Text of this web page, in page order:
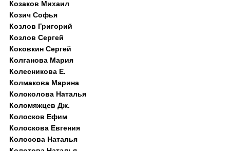
Козаков Михаил
Козич Софья
Козлов Григорий
Козлов Сергей
Коковкин Сергей
Колганова Мария
Колесникова Е.
Колмакова Марина
Колоколова Наталья
Коломяжцев Дж.
Колосков Ефим
Колоскова Евгения
Колосова Наталья